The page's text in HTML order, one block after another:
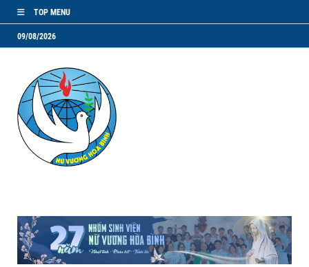
TOP MENU
09/08/2026